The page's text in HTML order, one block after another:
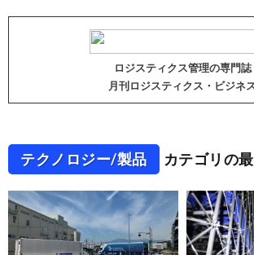
ロジスティクス管理の専門誌
月刊ロジスティクス・ビジネ
テクノロジー/製品 カテゴリの